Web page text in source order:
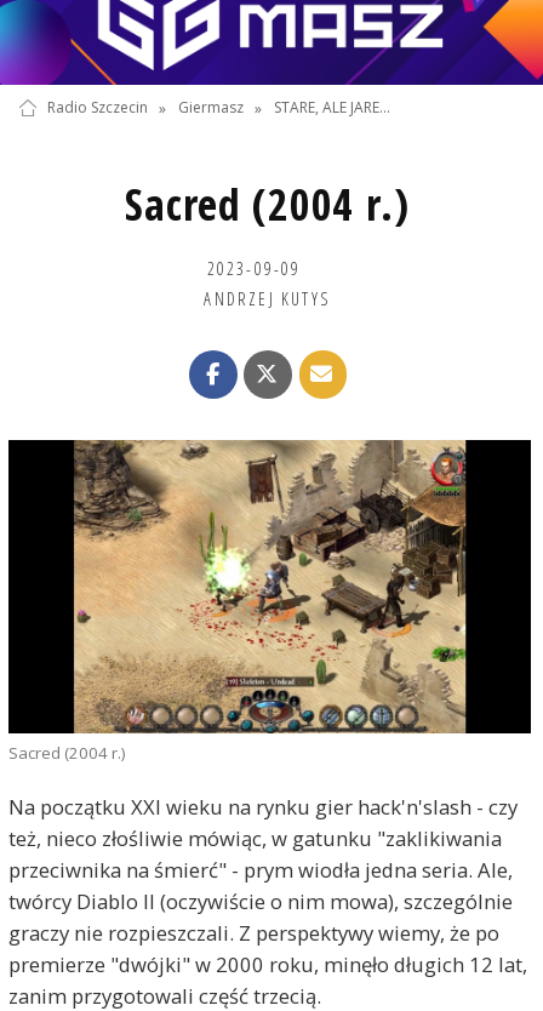
Radio Szczecin » Giermasz » STARE, ALE JARE...
Sacred (2004 r.)
2023-09-09
ANDRZEJ KUTYS
Sacred (2004 r.)
Na początku XXI wieku na rynku gier hack'n'slash - czy
też, nieco złośliwie mówiąc, w gatunku "zaklikiwania
przeciwnika na śmierć" - prym wiodła jedna seria. Ale,
twórcy Diablo II (oczywiście o nim mowa), szczególnie
graczy nie rozpieszczali. Z perspektywy wiemy, że po
premierze "dwójki" w 2000 roku, minęło długich 12 lat,
zanim przygotowali część trzecią.